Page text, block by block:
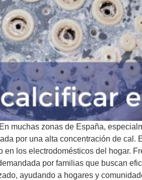
muchas zonas de España,
por una alta concentración de cal.
los electrodomésticos del hogar.
por familias que buscan
ayudando a hogares y